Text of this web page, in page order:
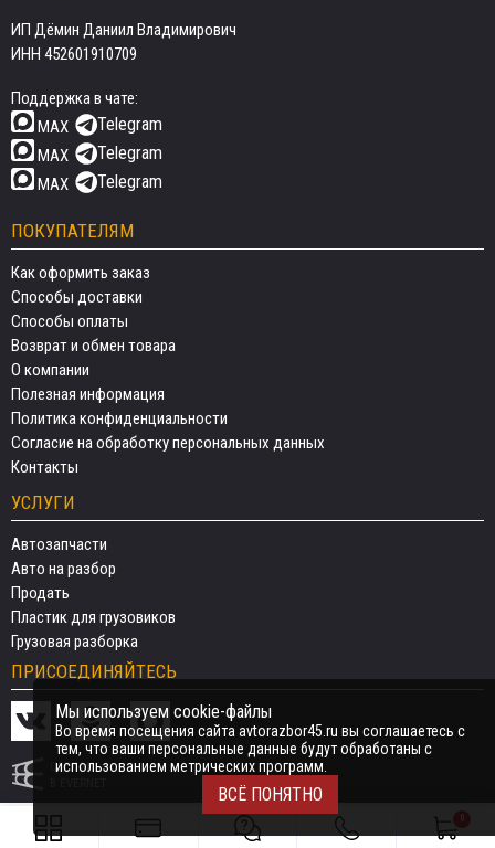
ИП Дёмин Даниил Владимирович
ИНН 452601910709
Поддержка в чате:
MAX
Telegram
MAX Telegram
MAX Telegram
ПОКУПАТЕЛЯМ
Как оформить заказ
Способы доставки
Способы оплаты
Возврат и обмен товара
О компании
Полезная информация
Политика конфиденциальности
Согласие на обработку персональных данных
Контакты
УСЛУГИ
Автозапчасти
Авто на разбор
Продать
Пластик для грузовиков
Грузовая разборка
ПРИСОЕДИНЯЙТЕСЬ
СДЕЛАНО
Мы используем cookie-файлы
Во время посещения сайта avtorazbor45.ru вы соглашаетесь с
тем, что ваши персональные данные будут обработаны с
использованием метрических программ.
ВСЁ ПОНЯТНО